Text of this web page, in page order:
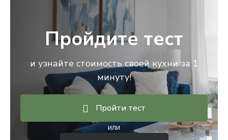
Пройдите тест
и узнайте стоимость своей кухни за 1
минуту!
Пройти тест
или